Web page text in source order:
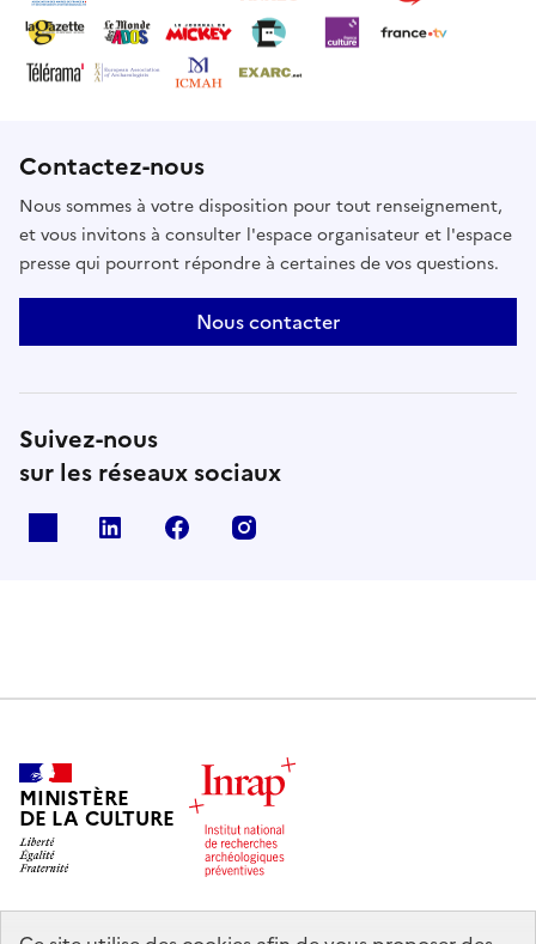
Contactez-nous
Nous sommes à votre disposition pour tout renseignement,
et vous invitons à consulter l'espace organisateur et l'espace
presse qui pourront répondre à certaines de vos questions.
Nous contacter
Suivez-nous
sur les réseaux sociaux
Linkedin Facebook
MINISTÈRE
DE LA CULTURE